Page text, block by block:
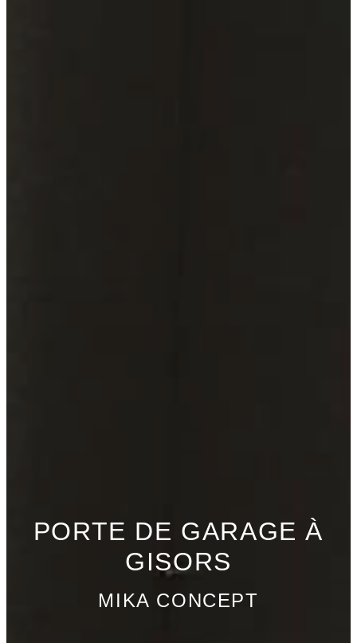
PORTE DE GARAGE À
GISORS
MIKA CONCEPT